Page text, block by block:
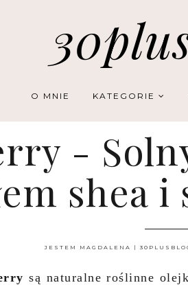
O MNIE KATEGORIE
-
shea
JESTEM MAGDALENA |
są naturalne roślinne